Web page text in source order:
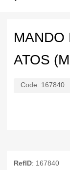
MANDO
ATOS
Code: 167840
RefID: 167840